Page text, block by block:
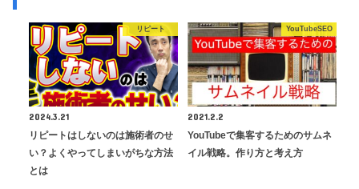
リピート
2024.3.21
リピートはしないのは施術者のせ
い？よくやってしまいがちな方法
とは
YouTubeSEO
2021.2.2
YouTubeで集客するためのサムネ
イル戦略。作り方と考え方